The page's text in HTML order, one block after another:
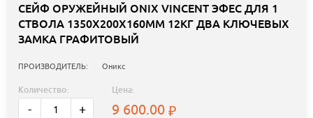
СЕЙФ ОРУЖЕЙНЫЙ ONIX VINCENT ЭФЕС ДЛЯ 1
СТВОЛА 1350Х200Х160ММ 12КГ ДВА КЛЮЧЕВЫХ
ЗАМКА ГРАФИТОВЫЙ
ПРОИЗВОДИТЕЛЬ: Оникс
Количество:
- +
Цена:
9 600.00